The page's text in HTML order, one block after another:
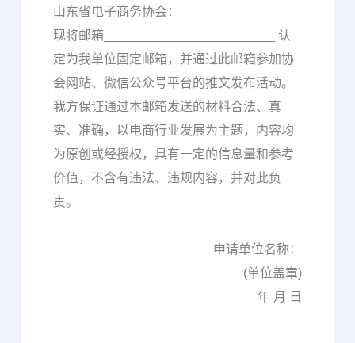
山东省电子商务协会：
现将邮箱________________________ 认
定为我单位固定邮箱，并通过此邮箱参加协
会网站、微信公众号平台的推文发布活动。
我方保证通过本邮箱发送的材料合法、真
实、准确，以电商行业发展为主题，内容均
为原创或经授权，具有一定的信息量和参考
价值，不含有违法、违规内容，并对此负
责。
申请单位名称：
(单位盖章)
年 月 日